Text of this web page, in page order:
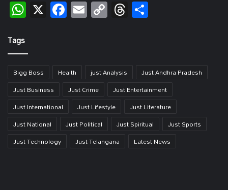
WhatsApp
X Facebook
EmailCopy
Link
Threads
Tags
Bigg Boss Health just Analysis
Just Andhra Pradesh
Just Business
Just Crime
Just Entertainment
Just International
Just Lifestyle
Just Literature
Just National
Just Political Just Spiritual
Just Sports
Just Technology
Just Telangana Latest News